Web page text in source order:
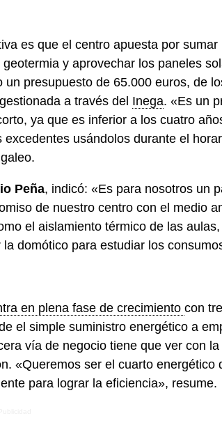
es que el centro apuesta por sumar
y aprovechar los paneles
presupuesto de 65.000 euros, de
a través del Inega. «Es un
ya que es inferior a los cuatro
usándolos durante el
Peña, indicó: «Es para nosotros un
de nuestro centro con el medio
el aislamiento térmico de las aulas,
domótico para estudiar los
en plena fase de crecimiento con
el simple suministro energético a
vía de negocio tiene que ver con la
«Queremos ser el cuarto energético
para lograr la eficiencia», resume.